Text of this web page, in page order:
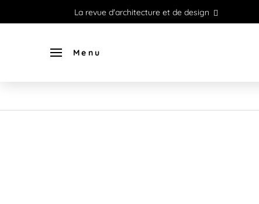
La revue d'architecture et de design
Menu